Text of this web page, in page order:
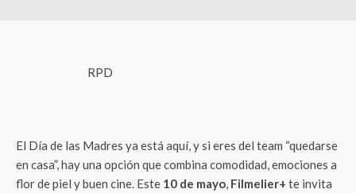
RPD
El Día de las Madres ya está aquí, y si eres del team “quedarse
en casa”, hay una opción que combina comodidad, emociones a
flor de piel y buen cine. Este 10 de mayo, Filmelier+ te invita